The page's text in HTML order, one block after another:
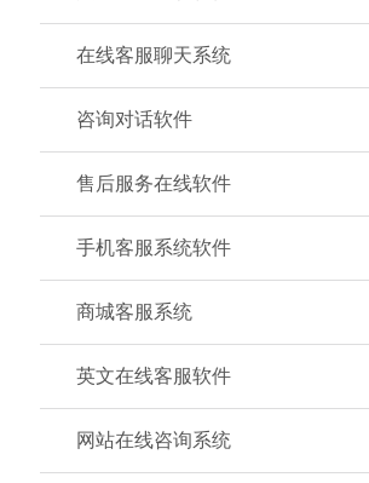
在线客服聊天系统
咨询对话软件
售后服务在线软件
手机客服系统软件
商城客服系统
英文在线客服软件
网站在线咨询系统